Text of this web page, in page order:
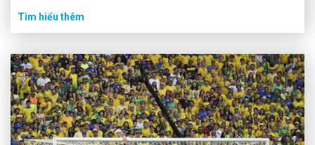
Tìm hiểu thêm